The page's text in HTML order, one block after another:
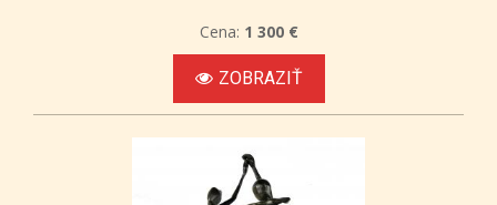
Cena: 1 300 €
ZOBRAZIŤ